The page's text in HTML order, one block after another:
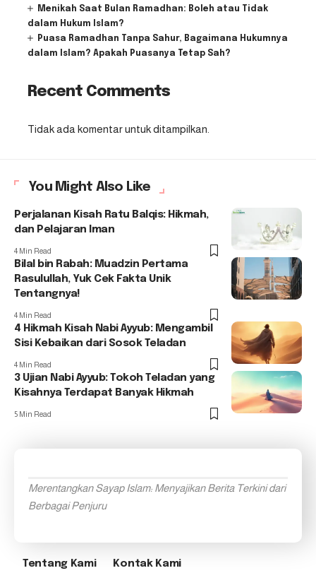
Menikah Saat Bulan Ramadhan: Boleh atau Tidak
dalam Hukum Islam?
Puasa Ramadhan Tanpa Sahur, Bagaimana Hukumnya
dalam Islam? Apakah Puasanya Tetap Sah?
Recent Comments
Tidak ada komentar untuk ditampilkan.
You Might Also Like
Perjalanan Kisah Ratu Balqis: Hikmah,
dan Pelajaran Iman
4 Min Read
Bilal bin Rabah: Muadzin Pertama
Rasulullah, Yuk Cek Fakta Unik
Tentangnya!
4 Min Read
4 Hikmah Kisah Nabi Ayyub: Mengambil
Sisi Kebaikan dari Sosok Teladan
4 Min Read
3 Ujian Nabi Ayyub: Tokoh Teladan yang
Kisahnya Terdapat Banyak Hikmah
5 Min Read
Merentangkan Sayap Islam: Menyajikan Berita Terkini dari
Berbagai Penjuru
Tentang Kami Kontak Kami